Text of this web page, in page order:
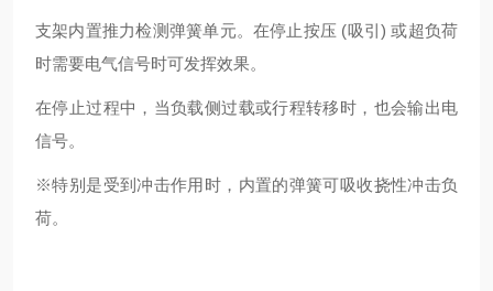
支架内置推力检测弹簧单元。在停止按压 (吸引) 或超负荷
时需要电气信号时可发挥效果。
在停止过程中，当负载侧过载或行程转移时，也会输出电
信号。
※特别是受到冲击作用时，内置的弹簧可吸收挠性冲击负
荷。